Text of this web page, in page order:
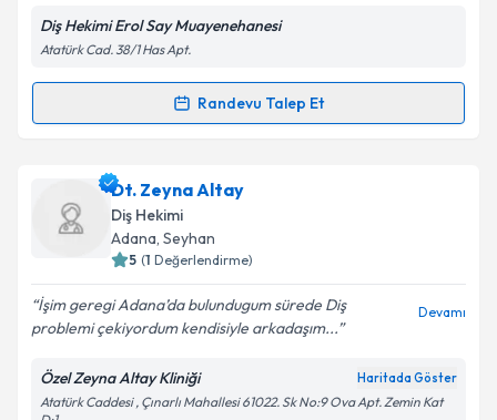
Kişisel verilerimin işlenmesine ilişkin
Metni'ni okudum ve kişisel verilerimin belirtilen
Takvim Talebini Gönder
Diş Hekimi Erol Say Muayenehanesi
Atatürk Cad. 38/1 Has Apt.
Randevu Talep Et
Randevu Takvimi Talebi
Dt. Erol Sayiçin randevu takvimi talebi oluşturun. Size
bu uzmandan randevu almanız için bir takvim
hazırlandığında e-posta ile bilgilendireceğiz.
Kişisel verilerimin işlenmesine ilişkin
Aydınlatma
Metni'ni okudum ve kişisel verilerimin belirtilen
Dt. Zeyna Altay
Diş Hekimi
Adana, Seyhan
5 (1 Değerlendirme)
İşim geregi Adana’da bulundugum sürede Diş
problemi çekiyordum kendisiyle arkadaşım...
Devamı
Özel Zeyna Altay Kliniği Haritada Göster
Atatürk Caddesi , Çınarlı Mahallesi 61022. Sk No:9 Ova Apt. Zemin Kat